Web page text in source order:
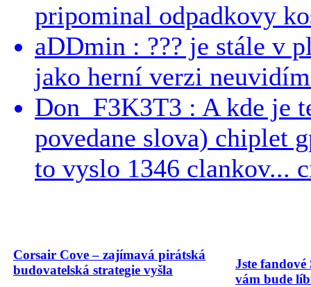
pripominal odpadkovy
aDDmin : ??? je stále v
jako herní verzi
Don_F3K3T3 : A kde je
povedane slova) chiplet
to vyslo 1346 clankov...
Corsair Cove – zajímavá pirátská
budovatelská strategie vyšla
Jste
vám bude